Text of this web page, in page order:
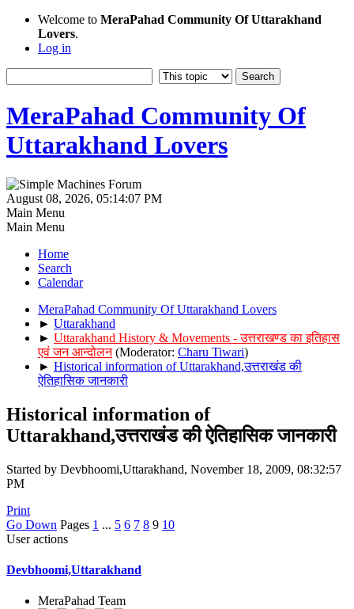
Welcome to MeraPahad Community Of Uttarakhand
Lovers.
Log in
MeraPahad Community Of
Uttarakhand Lovers
August 08, 2026, 05:14:07 PM
Main Menu
Main Menu
Home
Search
Calendar
MeraPahad Community Of Uttarakhand Lovers
► Uttarakhand
► Uttarakhand History & Movements - उत्तराखण्ड का इतिहास
एवं जन आन्दोलन (Moderator: Charu Tiwari)
► Historical information of Uttarakhand,उत्तराखंड की
ऐतिहासिक जानकारी
Historical information of
Uttarakhand,उत्तराखंड की ऐतिहासिक जानकारी
Started by Devbhoomi,Uttarakhand, November 18, 2009, 08:32:57
PM
Print
Go Down Pages 1 ... 5 6 7 8 9 10
User actions
Devbhoomi,Uttarakhand
MeraPahad Team